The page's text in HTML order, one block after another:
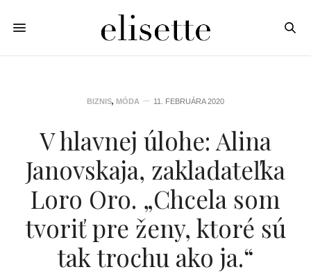
BIZNIS, MÓDA 11. FEBRUÁRA 2020
V hlavnej úlohe: Alina
Janovskaja, zakladateľka
Loro Oro. „Chcela som
tvoriť pre ženy, ktoré sú
tak trochu ako ja.“